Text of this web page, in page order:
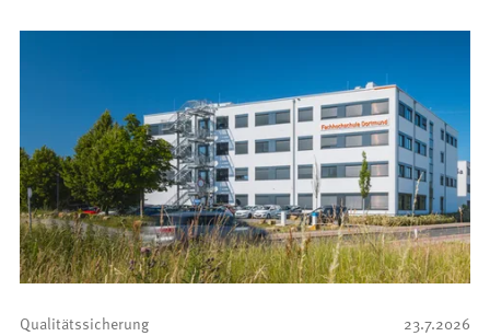
23.7.2026
Qualitätssicherung